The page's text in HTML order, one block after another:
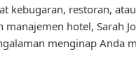
kebugaran, restoran,
manajemen hotel, Sarah
menginap Anda